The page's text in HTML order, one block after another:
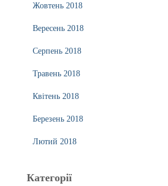
Жовтень 2018
Вересень 2018
Серпень 2018
Травень 2018
Квітень 2018
Березень 2018
Лютий 2018
Категорії